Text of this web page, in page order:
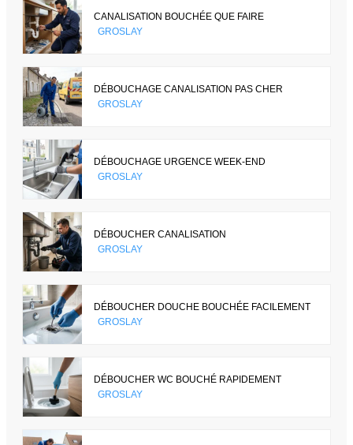
CANALISATION BOUCHÉE QUE FAIRE
GROSLAY
DÉBOUCHAGE CANALISATION PAS CHER
GROSLAY
DÉBOUCHAGE URGENCE WEEK-END
GROSLAY
DÉBOUCHER CANALISATION
GROSLAY
DÉBOUCHER DOUCHE BOUCHÉE FACILEMENT
GROSLAY
DÉBOUCHER WC BOUCHÉ RAPIDEMENT
GROSLAY